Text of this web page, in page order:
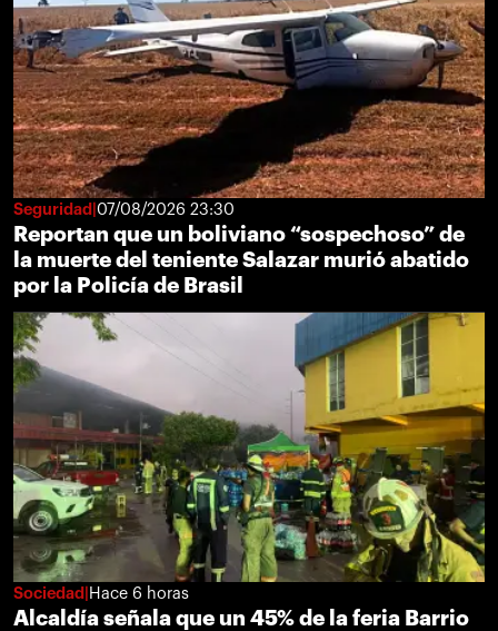
Seguridad 07/08/2026 23:30
Reportan que un boliviano “sospechoso” de
la muerte del teniente Salazar murió abatido
por la Policía de Brasil
Sociedad Hace 6 horas
Alcaldía señala que un 45% de la feria Barrio